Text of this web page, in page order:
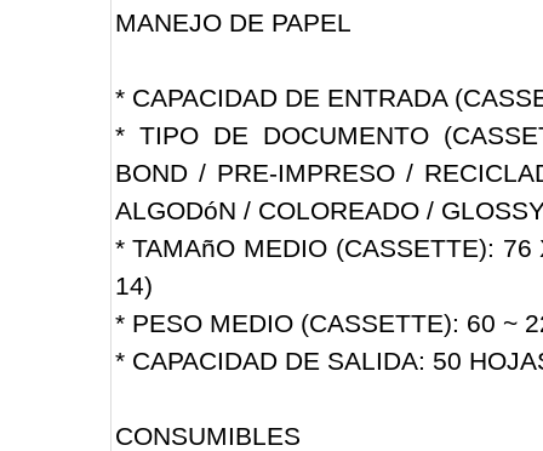
MANEJO DE PAPEL
* CAPACIDAD DE ENTRADA
* TIPO DE DOCUMENTO
BOND / PRE-IMPRESO /
ALGODóN / COLOREADO /
* TAMAñO MEDIO (CASSETTE):
14)
* PESO MEDIO (CASSETTE): 60 ~
* CAPACIDAD DE SALIDA: 50
CONSUMIBLES